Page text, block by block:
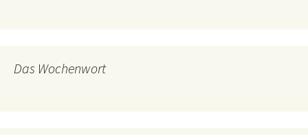
Das Wochenwort